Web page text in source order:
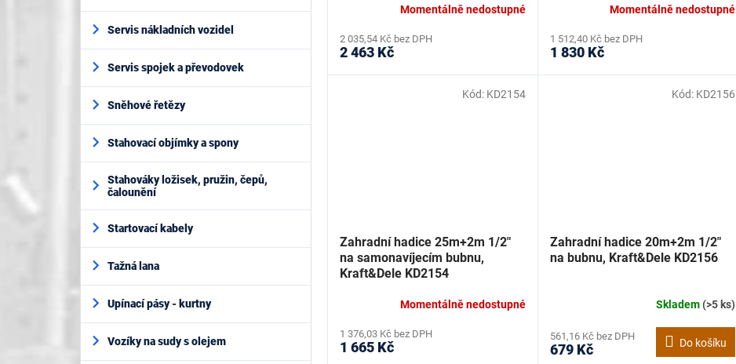
Servis nákladních vozidel
Servis spojek a převodovek
Sněhové řetězy
Stahovací objímky a spony
Stahováky ložisek, pružin, čepů,
čalounění
Startovací kabely
Tažná lana
Upínací pásy - kurtny
Vozíky na sudy s olejem
Momentálně nedostupné
2 035,54 Kč bez DPH
2 463 Kč
Momentálně nedostupné
1 512,40 Kč bez DPH
1 830 Kč
Zahradní hadice 25m+2m 1/2"
na samonavíjecím bubnu,
Kraft&Dele KD2154
Momentálně nedostupné
1 376,03 Kč bez DPH
1 665 Kč
Kód: KD2154
Zahradní hadice 20m+2m 1/2"
na bubnu, Kraft&Dele KD2156
Skladem(>5 ks)
561,16 Kč bez DPH
679 Kč Do košíku
Kód: KD2156